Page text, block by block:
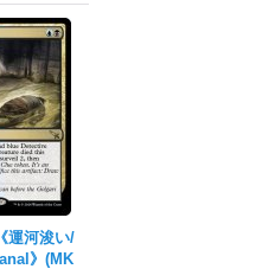
運河浚い/
》(MK